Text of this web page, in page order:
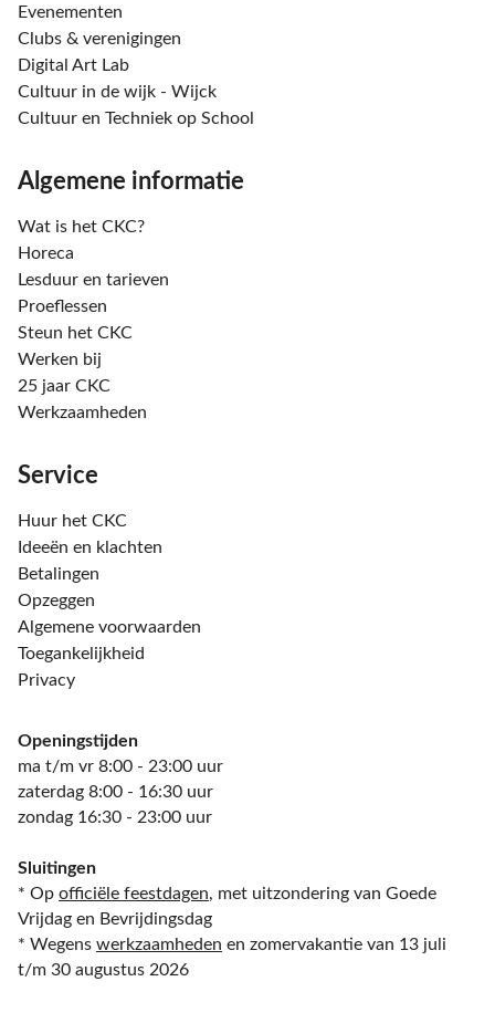
Evenementen
Clubs & verenigingen
Digital Art Lab
Cultuur in de wijk - Wijck
Cultuur en Techniek op School
Algemene informatie
Wat is het CKC?
Horeca
Lesduur en tarieven
Proeflessen
Steun het CKC
Werken bij
25 jaar CKC
Werkzaamheden
Service
Huur het CKC
Ideeën en klachten
Betalingen
Opzeggen
Algemene voorwaarden
Toegankelijkheid
Privacy
Openingstijden
ma t/m vr 8:00 - 23:00 uur
zaterdag 8:00 - 16:30 uur
zondag 16:30 - 23:00 uur
Sluitingen
* Op officiële feestdagen, met uitzondering van Goede
Vrijdag en Bevrijdingsdag
* Wegens werkzaamheden en zomervakantie van 13 juli
t/m 30 augustus 2026